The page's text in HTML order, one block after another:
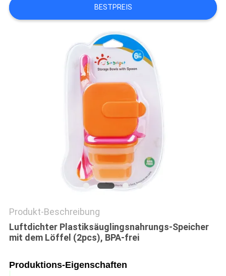
SITEMAP
BESTPREIS
Produkt-Beschreibung
Luftdichter Plastiksäuglingsnahrungs-Speicher
mit dem Löffel (2pcs), BPA-frei
Produktions-Eigenschaften